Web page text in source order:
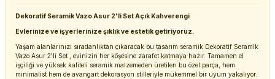
Dekoratif Seramik Vazo Asur 2'li Set Açık Kahverengi
Evlerinize ve işyerlerinize şıklık ve estetik getiriyoruz.
Yaşam alanlarınızı sıradanlıktan çıkaracak bu tasarım seramik Dekoratif Seramik
Vazo Asur 2'li Set , evinizin her köşesine zarafet katmaya hazır. Tamamen el
işçiliği ve yüksek kaliteli seramik malzemeden üretilen bu özel parça, hem
minimalist hem de avangart dekorasyon stilleriyle mükemmel bir uyum yakalıyor.